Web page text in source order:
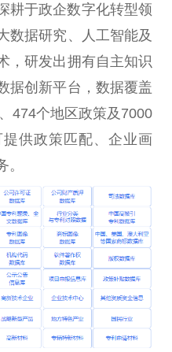
耕于政企数字化转型领
数据研究、人工智能及
，研发出拥有自主知识
据创新平台，数据覆盖
474个地区政策及7000
供政策匹配、企业画